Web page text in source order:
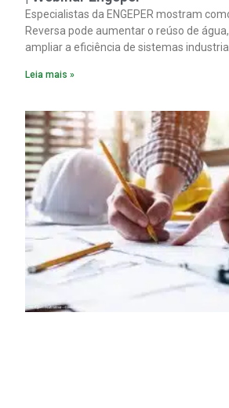
Especialistas da ENGEPER mostram
Reversa pode aumentar o reúso de
ampliar a eficiência de sistemas
Leia mais »